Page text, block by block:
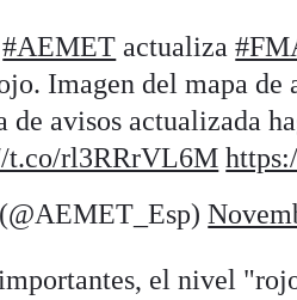
#AEMET actualiza
Imagen del mapa de
de avisos actualizada
t.co/rl3RRrVL6M
el nivel